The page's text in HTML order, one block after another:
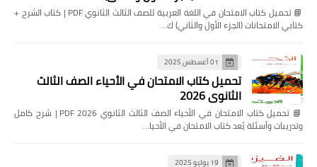
📘 تحميل كتاب الامتحان في اللغة العربية للصف الثالث الثانوي PDF | كتاب الشرح +
كتابي الامتحانات (الجزء الأول والثاني) ك…
01 أغسطس 2025
تحميل كتاب الامتحان في الأحياء الصف الثالث
الثانوي 2026
📘 تحميل كتاب الامتحان في الأحياء الصف الثالث الثانوي 2026 PDF | شرح كامل
وتدريبات وأسئلة يُعد كتاب الامتحان في الأحيا…
19 يوليو 2025